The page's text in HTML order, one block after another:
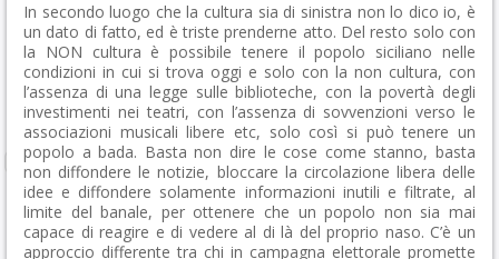
In secondo luogo che la cultura sia di sinistra non lo dico io, è
un dato di fatto, ed è triste prenderne atto. Del resto solo con
la NON cultura è possibile tenere il popolo siciliano nelle
condizioni in cui si trova oggi e solo con la non cultura, con
l’assenza di una legge sulle biblioteche, con la povertà degli
investimenti nei teatri, con l’assenza di sovvenzioni verso le
associazioni musicali libere etc, solo così si può tenere un
popolo a bada. Basta non dire le cose come stanno, basta
non diffondere le notizie, bloccare la circolazione libera delle
idee e diffondere solamente informazioni inutili e filtrate, al
limite del banale, per ottenere che un popolo non sia mai
capace di reagire e di vedere al di là del proprio naso. C’è un
approccio differente tra chi in campagna elettorale promette